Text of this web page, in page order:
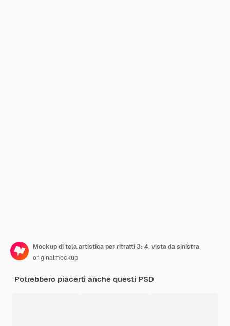
Mockup di tela artistica per ritratti 3: 4, vista da sinistra
originalmockup
Potrebbero piacerti anche questi PSD